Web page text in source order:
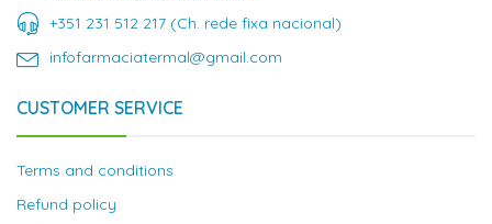
+351 231 512 217 (Ch. rede fixa nacional)
infofarmaciatermal@gmail.com
CUSTOMER SERVICE
Terms and conditions
Refund policy